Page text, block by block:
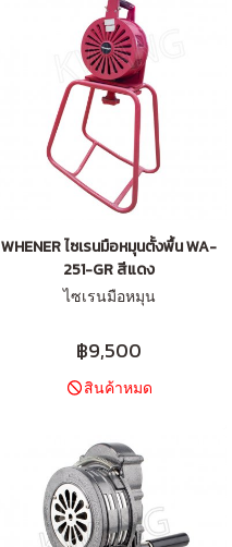
WHENER ไซเรนมือหมุนตั้งพื้น WA-
251-GR สีแดง
ไซเรนมือหมุน
฿9,500
สินค้าหมด